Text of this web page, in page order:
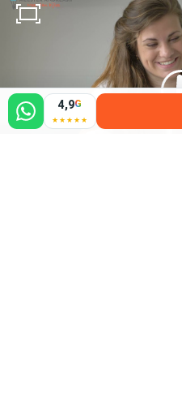
4,9G
★★★★★